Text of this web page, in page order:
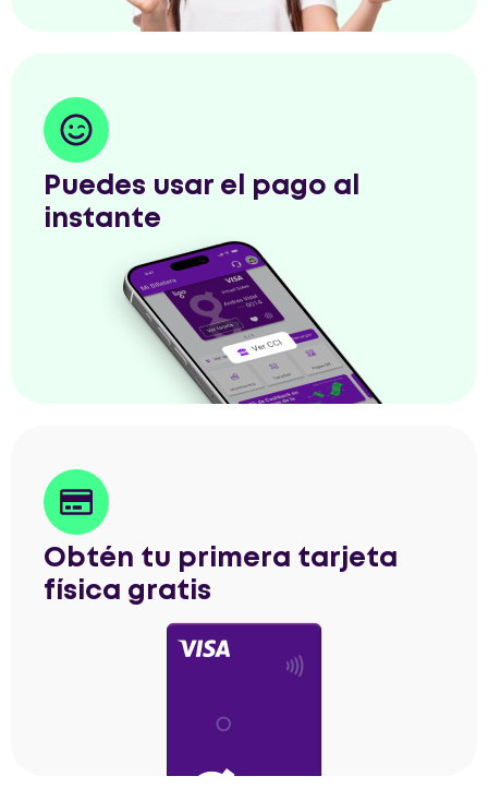
Puedes usar el pago al
instante
Obtén tu primera tarjeta
física gratis